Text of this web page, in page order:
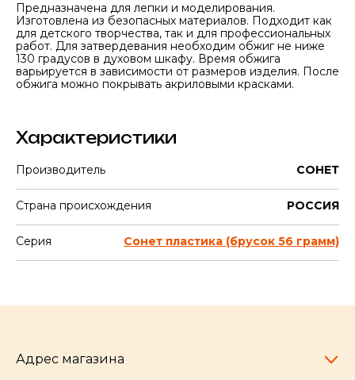
Предназначена для лепки и моделирования.
Изготовлена из безопасных материалов. Подходит как
для детского творчества, так и для профессиональных
работ. Для затвердевания необходим обжиг не ниже
130 градусов в духовом шкафу. Время обжига
варьируется в зависимости от размеров изделия. После
обжига можно покрывать акриловыми красками.
Характеристики
Производитель СОНЕТ
Страна происхождения РОССИЯ
Серия Сонет пластика (брусок 56 грамм)
Адрес магазина